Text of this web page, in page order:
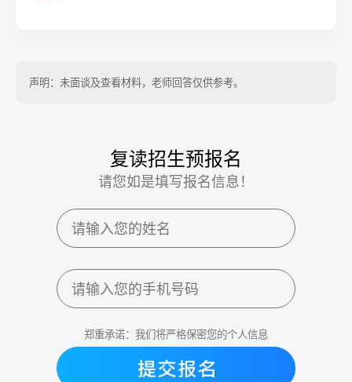
声明：未面谈及查看材料，老师回答仅供参考。
复读招生预报名
请您如是填写报名信息！
郑重承诺：我们将严格保密您的个人信息